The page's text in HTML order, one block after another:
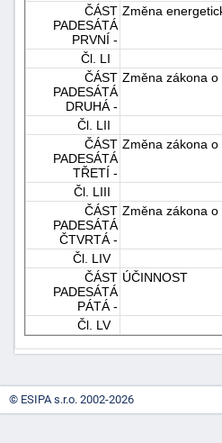
ČÁST
PADESÁTÁ
PRVNÍ -
Změna
Čl. LI
ČÁST
PADESÁTÁ
DRUHÁ -
Změna zákona
Čl. LII
ČÁST
PADESÁTÁ
TŘETÍ -
Změna zákona
Čl. LIII
ČÁST
PADESÁTÁ
ČTVRTÁ -
Změna zákona
Čl. LIV
ČÁST
PADESÁTÁ
PÁTÁ -
ÚČINNOST
Čl. LV
© ESIPA s.r.o. 2002-2026